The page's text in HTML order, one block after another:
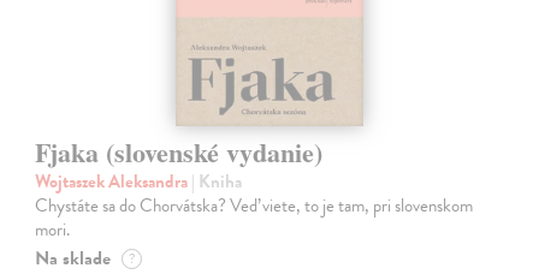
Fjaka (slovenské vydanie)
Wojtaszek Aleksandra| Kniha
Chystáte sa do Chorvátska? Veď viete, to je tam, pri slovenskom
mori.
Na sklade ?